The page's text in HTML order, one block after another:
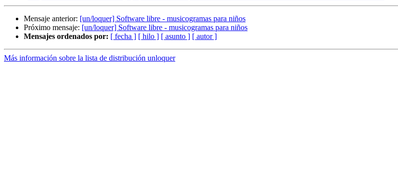
Mensaje anterior: [un/loquer] Software libre - musicogramas para niños
Próximo mensaje: [un/loquer] Software libre - musicogramas para niños
Mensajes ordenados por: [ fecha ] [ hilo ] [ asunto ] [ autor ]
Más información sobre la lista de distribución unloquer